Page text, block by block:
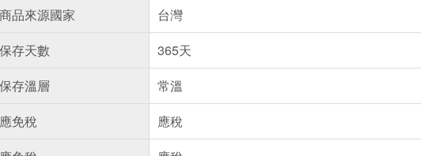
商品來源國家
台灣
保存天數
365天
保存溫層
常溫
應免稅
應稅